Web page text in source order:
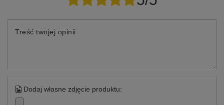
Treść twojej opinii
Dodaj własne zdjęcie produktu: